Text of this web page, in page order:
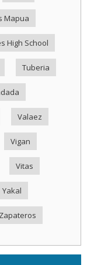
Mapua
High School
Tuberia
Valaez
Vigan
Vitas
Yakal
Zapateros